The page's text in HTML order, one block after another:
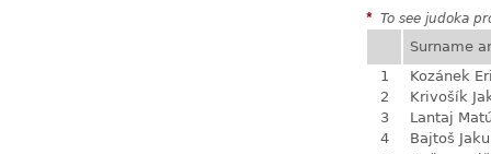
* To see judoka
Surname
1
Kozánek
2
Krivošík
3
Lantaj
4
Bajtoš